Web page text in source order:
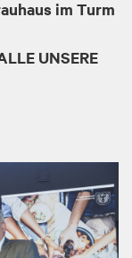
im Turm
UNSERE